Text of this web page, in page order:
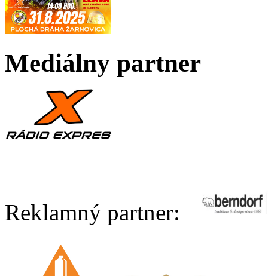
Mediálny partner
Reklamný partner: